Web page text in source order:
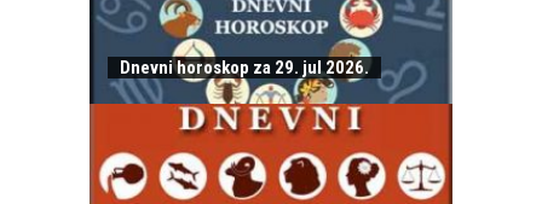
Dnevni horoskop za 29. jul 2026.